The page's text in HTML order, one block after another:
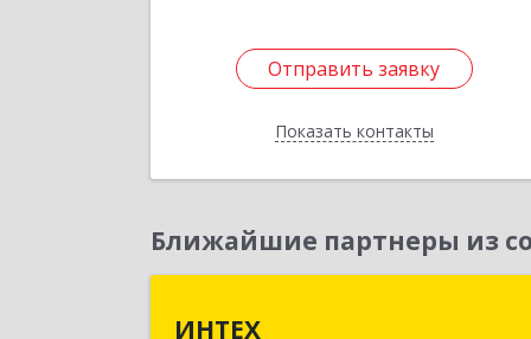
Отправить заявку
Показать контакты
Отправить заявку
Назад
Ближайшие партнеры из
ИНТЕХ